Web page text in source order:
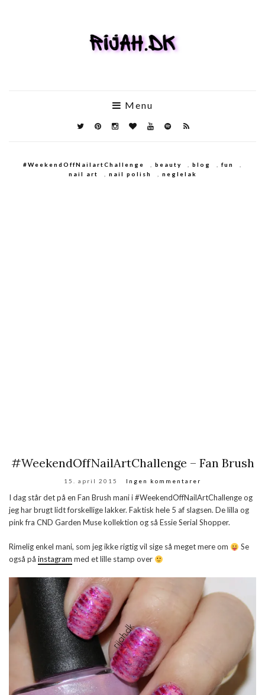
Menu
#WeekendOffNailartChallenge , beauty , blog , fun
,
nail art
, nail polish , neglelak
#WeekendOffNailArtChallenge – Fan Brush
15. april 2015 Ingen kommentarer
I dag står det på en Fan Brush mani i #WeekendOffNailArtChallenge og
jeg har brugt lidt forskellige lakker. Faktisk hele 5 af slagsen. De lilla og
pink fra CND Garden Muse kollektion og så Essie Serial Shopper.
Rimelig enkel mani, som jeg ikke rigtig vil sige så meget mere om
Se
også på instagram med et lille stamp over